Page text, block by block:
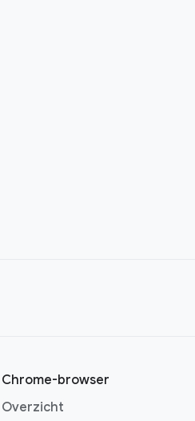
Chrome-browser
Overzicht